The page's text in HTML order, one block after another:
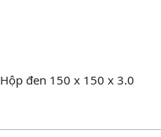
Hộp đen 150 x 150 x 3.0